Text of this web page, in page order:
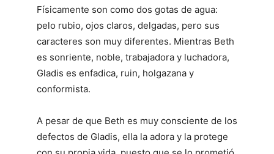
Físicamente son como dos gotas de agua:
pelo rubio, ojos claros, delgadas, pero sus
caracteres son muy diferentes. Mientras Beth
es sonriente, noble, trabajadora y luchadora,
Gladis es enfadica, ruin, holgazana y
conformista.
A pesar de que Beth es muy consciente de los
defectos de Gladis, ella la adora y la protege